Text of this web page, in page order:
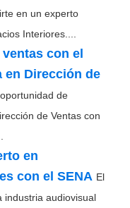
en un experto
Interiores....
ventas con el
en Dirección de
de
de Ventas con
en
con el SENA El
industria audiovisual